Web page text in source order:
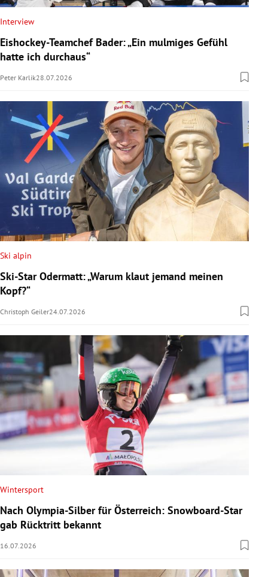
Interview
Eishockey-Teamchef Bader: „Ein mulmiges Gefühl
hatte ich durchaus“
Peter Karlik28.07.2026
Ski alpin
Ski-Star Odermatt: „Warum klaut jemand meinen
Kopf?“
Christoph Geiler24.07.2026
Wintersport
Nach Olympia-Silber für Österreich: Snowboard-Star
gab Rücktritt bekannt
16.07.2026